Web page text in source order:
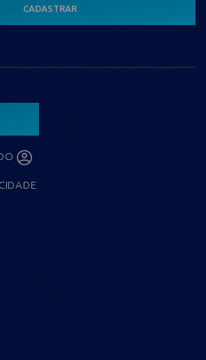
CADASTRAR